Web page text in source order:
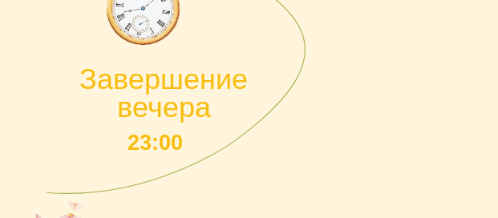
Дресс-
код
Главное дня нас - это ваше присутствие.
Но мы будет рады, если вы поддержите
коктейльный дресс-код пастельных тонов